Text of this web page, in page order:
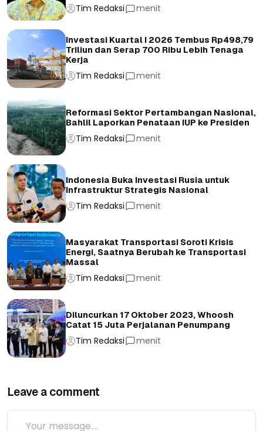
Tim Redaksi menit
Investasi Kuartal I 2026 Tembus Rp498,79
Triliun dan Serap 700 Ribu Lebih Tenaga
Kerja
Tim Redaksi menit
Reformasi Sektor Pertambangan Nasional,
Bahlil Laporkan Penataan IUP ke Presiden
Tim Redaksi menit
Indonesia Buka Investasi Rusia untuk
Infrastruktur Strategis Nasional
Tim Redaksi menit
Masyarakat Transportasi Soroti Krisis
Energi, Saatnya Berubah ke Transportasi
Massal
Tim Redaksi menit
Diluncurkan 17 Oktober 2023, Whoosh
Catat 15 Juta Perjalanan Penumpang
Tim Redaksi menit
Leave a comment